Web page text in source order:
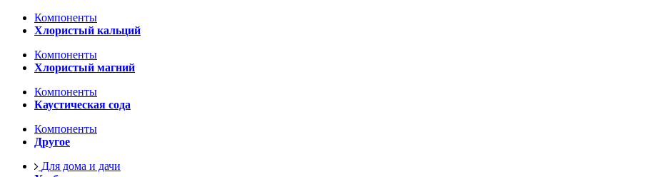
Компоненты
Хлористый кальций
Компоненты
Хлористый магний
Компоненты
Каустическая сода
Компоненты
Другое
Для дома и дачи